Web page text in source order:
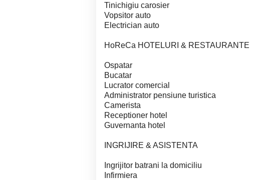
Tinichigiu carosier
Vopsitor auto
Electrician auto
HoReCa HOTELURI & RESTAURANTE
Ospatar
Bucatar
Lucrator comercial
Administrator pensiune turistica
Camerista
Receptioner hotel
Guvernanta hotel
INGRIJIRE & ASISTENTA
Ingrijitor batrani la domiciliu
Infirmiera